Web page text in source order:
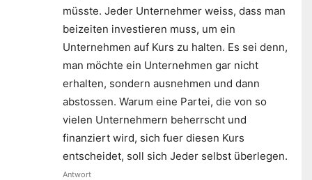
müsste. Jeder Unternehmer weiss, dass man
beizeiten investieren muss, um ein
Unternehmen auf Kurs zu halten. Es sei denn,
man möchte ein Unternehmen gar nicht
erhalten, sondern ausnehmen und dann
abstossen. Warum eine Partei, die von so
vielen Unternehmern beherrscht und
finanziert wird, sich fuer diesen Kurs
entscheidet, soll sich Jeder selbst überlegen.
Antwort